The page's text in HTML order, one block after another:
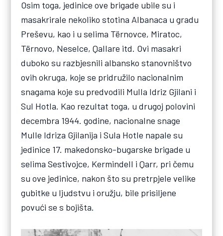
Osim toga, jedinice ove brigade ubile su i
masakrirale nekoliko stotina Albanaca u gradu
Preševu, kao i u selima Tërnovce, Miratoc,
Tërnovo, Neselce, Qallare itd. Ovi masakri
duboko su razbjesnili albansko stanovništvo
ovih okruga, koje se pridružilo nacionalnim
snagama koje su predvodili Mulla Idriz Gjilani i
Sul Hotla. Kao rezultat toga, u drugoj polovini
decembra 1944. godine, nacionalne snage
Mulle Idriza Gjilanija i Sula Hotle napale su
jedinice 17. makedonsko-bugarske brigade u
selima Sestivojce, Kermindell i Qarr, pri čemu
su ove jedinice, nakon što su pretrpjele velike
gubitke u ljudstvu i oružju, bile prisiljene
povući se s bojišta.